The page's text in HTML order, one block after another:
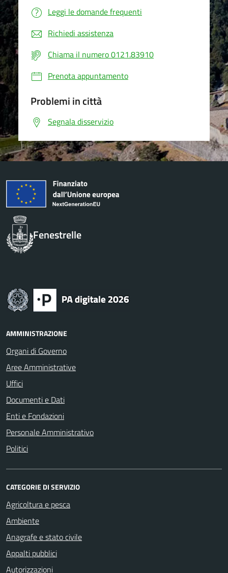
Leggi le domande frequenti
Richiedi assistenza
Chiama il numero 0121.83910
Prenota appuntamento
Problemi in città
Segnala disservizio
Fenestrelle
AMMINISTRAZIONE
Organi di Governo
Aree Amministrative
Uffici
Documenti e Dati
Enti e Fondazioni
Personale Amministrativo
Politici
CATEGORIE DI SERVIZIO
Agricoltura e pesca
Ambiente
Anagrafe e stato civile
Appalti pubblici
Autorizzazioni